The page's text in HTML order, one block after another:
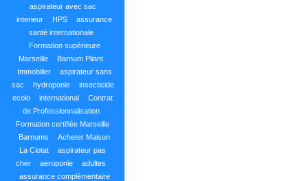
aspirateur avec sac
interieur
HPS
assurance
santé internationale
Formation supérieure
Marseille
Barnum Pliant
Immobilier
aspirateur sans
sac
hydroponie
insecticide
ecolo
international
Contrat
de Professionnalisation
Formation certifiée Marseille
Barnums
Acheter Maison
La Ciotat
aspirateur pas
cher
aeroponie
adultes
assurance complémentaire